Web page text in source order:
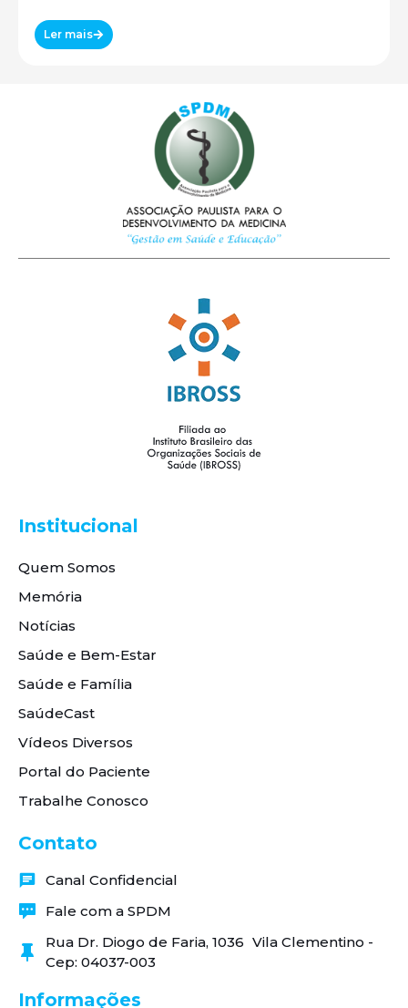
Ler mais
Institucional
Quem Somos
Memória
Notícias
Saúde e Bem-Estar
Saúde e Família
SaúdeCast
Vídeos Diversos
Portal do Paciente
Trabalhe Conosco
Contato
Canal Confidencial
Fale com a SPDM
Rua Dr. Diogo de Faria, 1036 Vila Clementino -
Cep: 04037-003
Informações